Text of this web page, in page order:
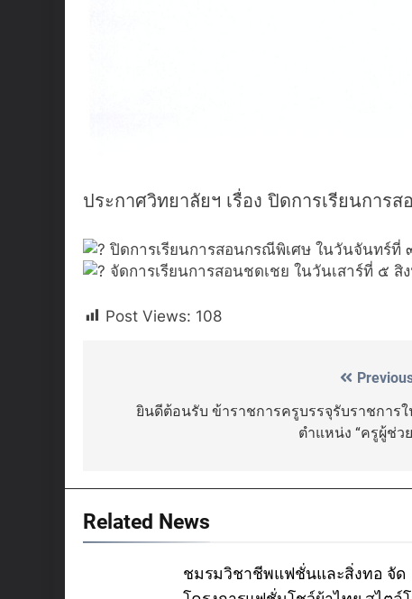
ประกาศวิทยาลัยฯ เรื่อง ปิดการเรียนการ
ปิดการเรียนการสอนกรณีพิเศษ ในวันจันทร์ที่
จัดการเรียนการสอนชดเชย ในวันเสาร์ที่ ๕
Post Views: 108
navigation
ยินดีต้อนรับ ข้าราชการครูบรรจุรับราชการ
ตำแหน่ง “ครูผู้ช่วย
Related News
ชมรมวิชาชีพแฟชั่นและสิ่งทอ จัด